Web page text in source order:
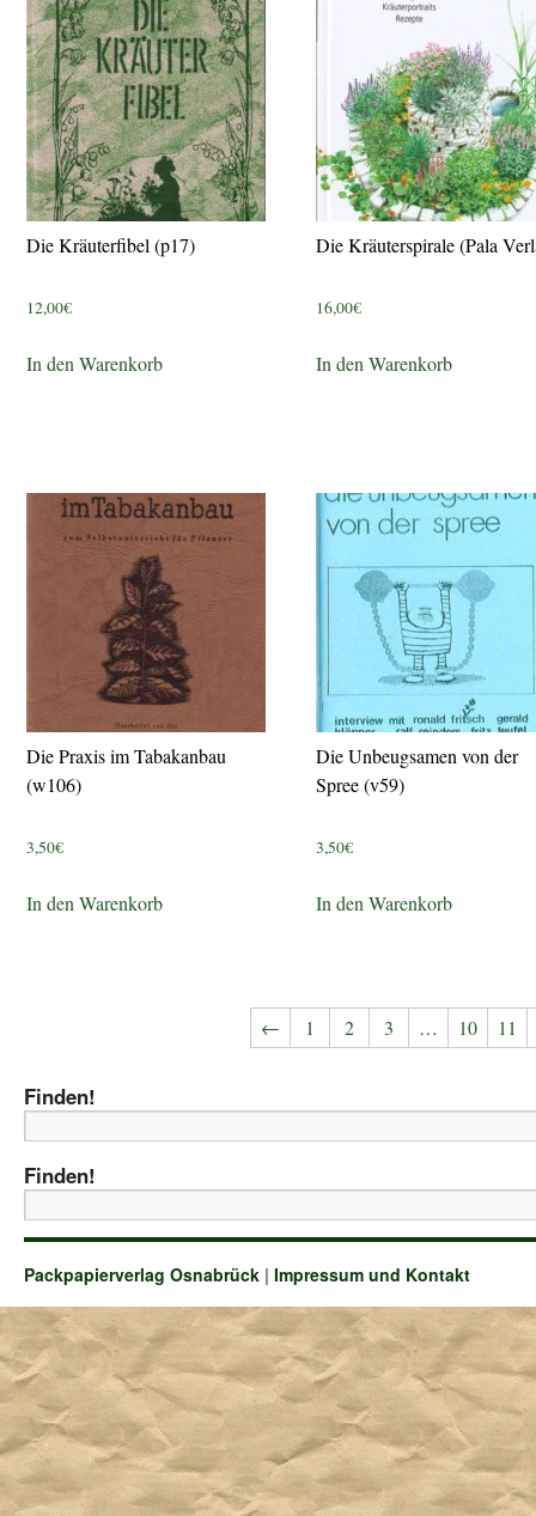
Die Kräuterfibel (p17)
12,00€
In den Warenkorb
Die Kräuterspirale (Pala
16,00€
In den Warenkorb
Die Praxis im Tabakanbau
(w106)
3,50€
In den Warenkorb
Die Unbeugsamen von der
Spree (v59)
3,50€
In den Warenkorb
← 1 2 3 … 10 11
Finden!
Finden!
Packpapierverlag Osnabrück | Impressum und Kontakt